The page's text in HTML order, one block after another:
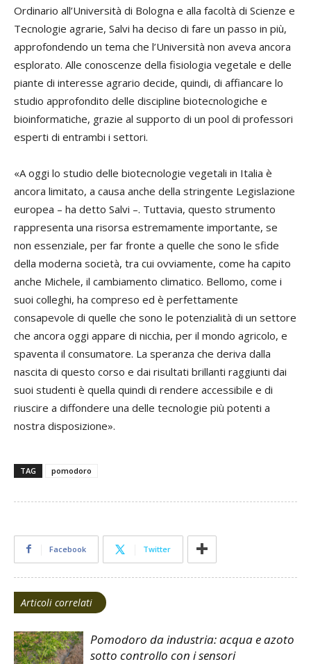
Ordinario all’Università di Bologna e alla facoltà di Scienze e
Tecnologie agrarie, Salvi ha deciso di fare un passo in più,
approfondendo un tema che l’Università non aveva ancora
esplorato. Alle conoscenze della fisiologia vegetale e delle
piante di interesse agrario decide, quindi, di affiancare lo
studio approfondito delle discipline biotecnologiche e
bioinformatiche, grazie al supporto di un pool di professori
esperti di entrambi i settori.
«A oggi lo studio delle biotecnologie vegetali in Italia è
ancora limitato, a causa anche della stringente Legislazione
europea – ha detto Salvi –. Tuttavia, questo strumento
rappresenta una risorsa estremamente importante, se
non essenziale, per far fronte a quelle che sono le sfide
della moderna società, tra cui ovviamente, come ha capito
anche Michele, il cambiamento climatico. Bellomo, come i
suoi colleghi, ha compreso ed è perfettamente
consapevole di quelle che sono le potenzialità di un settore
che ancora oggi appare di nicchia, per il mondo agricolo, e
spaventa il consumatore. La speranza che deriva dalla
nascita di questo corso e dai risultati brillanti raggiunti dai
suoi studenti è quella quindi di rendere accessibile e di
riuscire a diffondere una delle tecnologie più potenti a
nostra disposizione».
TAG pomodoro
Facebook Twitter
Articoli correlati
Pomodoro da industria: acqua e azoto
sotto controllo con i sensori